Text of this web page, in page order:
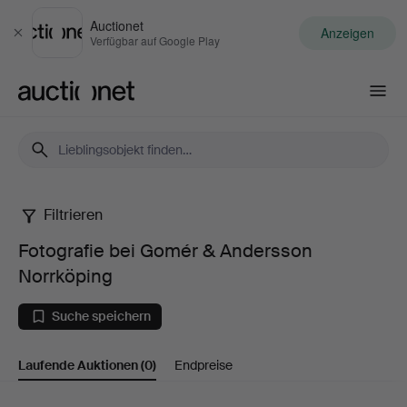
Schließen
Auctionet
Verfügbar auf Google Play Anzeigen
Fotografie
bei
Gomér
Filtrieren
Fotografie bei Gomér & Andersson
Norrköping
Suche speichern
Laufende Auktionen(0) Endpreise